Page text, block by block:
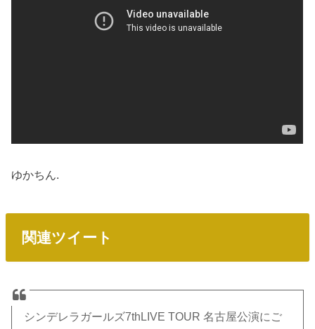
ゆかちん.
関連ツイート
シンデレラガールズ7thLIVE TOUR 名古屋公演にご